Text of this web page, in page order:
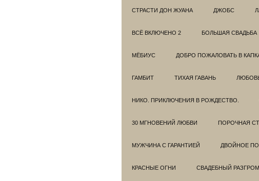
СТРАСТИ ДОН ЖУАНА ДЖОБС
ВСЁ ВКЛЮЧЕНО 2 БОЛЬШАЯ СВАДЬБА
МЁБИУС ДОБРО ПОЖАЛОВАТЬ В
ГАМБИТ ТИХАЯ ГАВАНЬ
НИКО. ПРИКЛЮЧЕНИЯ В РОЖДЕСТВО.
30 МГНОВЕНИЙ ЛЮБВИ ПОРОЧНАЯ
МУЖЧИНА С ГАРАНТИЕЙ ДВОЙНОЕ
КРАСНЫЕ ОГНИ СВАДЕБНЫЙ РАЗГРОМ